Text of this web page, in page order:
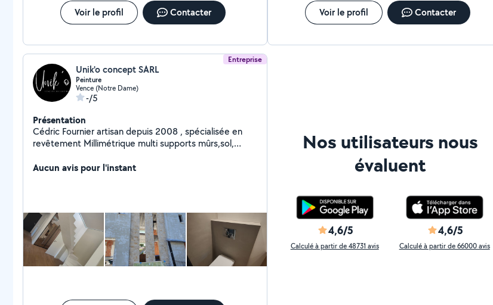
Voir le profil Contacter Voir le profil Contacter
Entreprise
Unik'o concept SARL
Peinture
Vence (Notre Dame)
-/5
Présentation
Cédric Fournier artisan depuis 2008 , spécialisée en
revêtement Millimétrique multi supports mûrs,sol,
concept,toile tendu swaldeco, coverstyle, flexi pierre,
Aucun avis pour l'instant
Nos utilisateurs nous
évaluent
4,6/5
Calculé à partir de 48731 avis
4,6/5
Calculé à partir de 66000 avis